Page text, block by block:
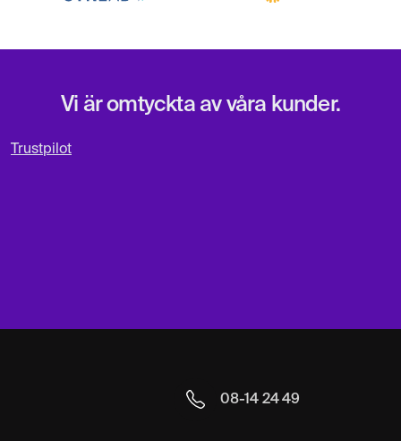
Vi är omtyckta av våra kunder.
Trustpilot
08-14 24 49